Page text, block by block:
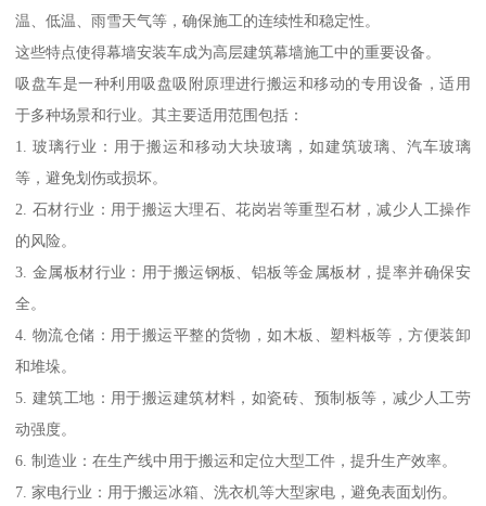
温、低温、雨雪天气等，确保施工的连续性和稳定性。
这些特点使得幕墙安装车成为高层建筑幕墙施工中的重要设备。
吸盘车是一种利用吸盘吸附原理进行搬运和移动的专用设备，适用
于多种场景和行业。其主要适用范围包括：
1. 玻璃行业：用于搬运和移动大块玻璃，如建筑玻璃、汽车玻璃
等，避免划伤或损坏。
2. 石材行业：用于搬运大理石、花岗岩等重型石材，减少人工操作
的风险。
3. 金属板材行业：用于搬运钢板、铝板等金属板材，提率并确保安
全。
4. 物流仓储：用于搬运平整的货物，如木板、塑料板等，方便装卸
和堆垛。
5. 建筑工地：用于搬运建筑材料，如瓷砖、预制板等，减少人工劳
动强度。
6. 制造业：在生产线中用于搬运和定位大型工件，提升生产效率。
7. 家电行业：用于搬运冰箱、洗衣机等大型家电，避免表面划伤。